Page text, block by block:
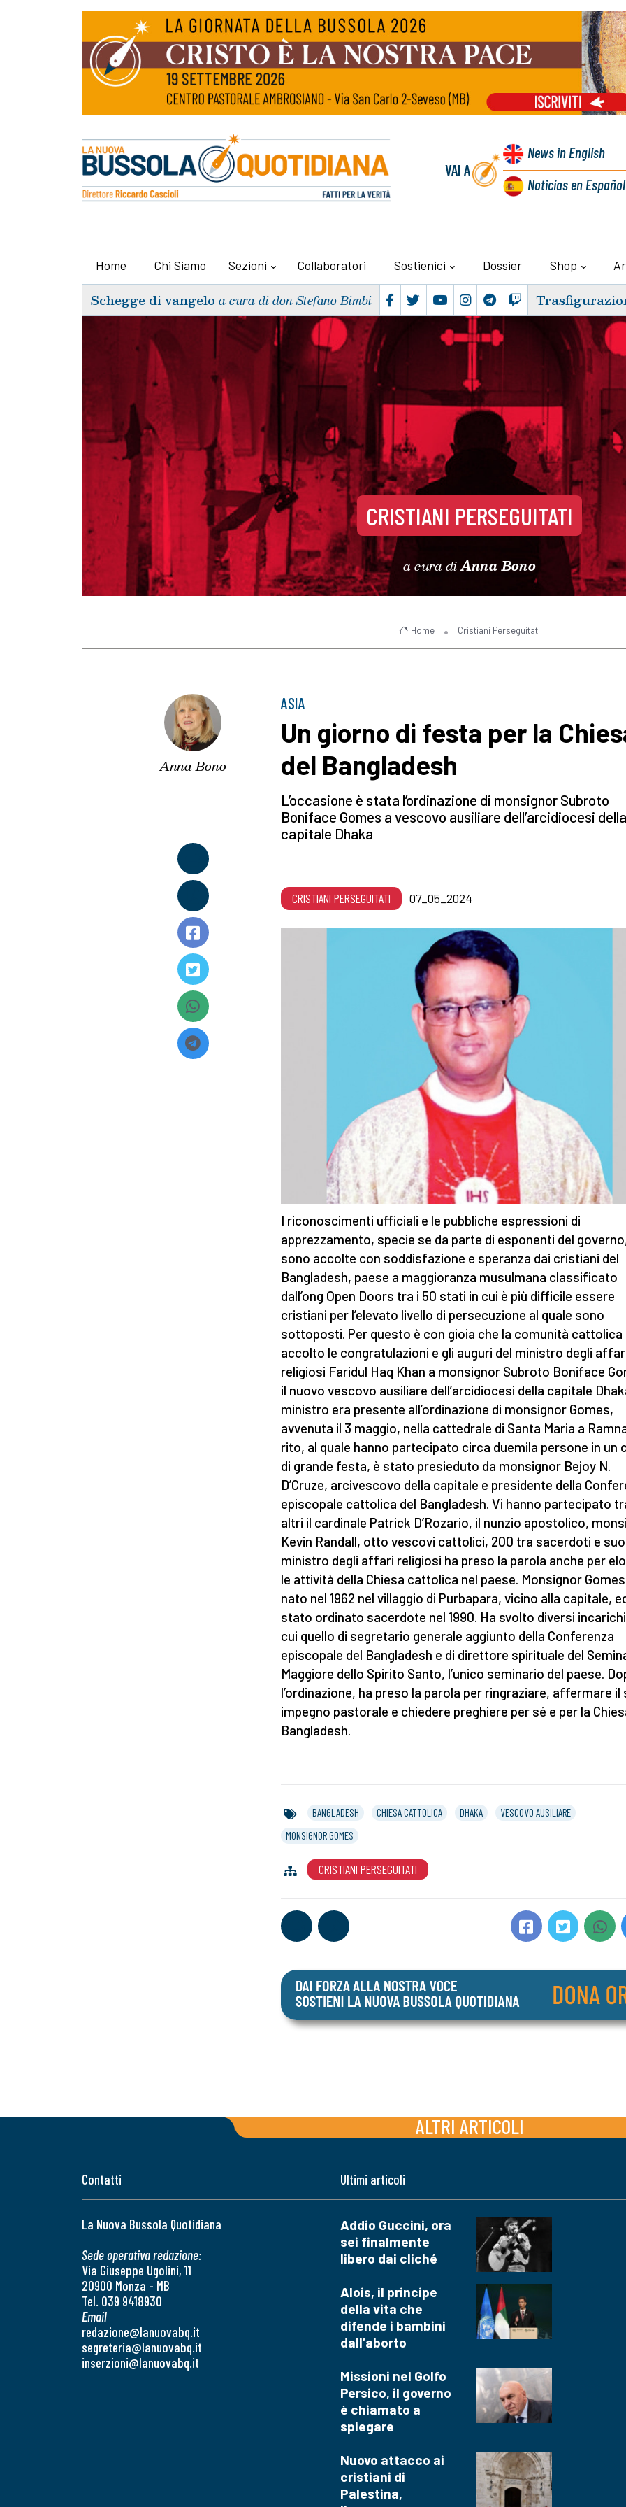
VAI A
Newsin English
Noticiasen Español
Home Chi Siamo Sezioni Collaboratori Sostienici Dossier Shop
Schegge di vangelo a cura di don Stefano Bimbi
CRISTIANI PERSEGUITATI
a cura diAnna Bono
Home Cristiani Perseguitati
Anna Bono
ASIA
Un giorno di festa per la
del Bangladesh
L’occasione è stata l’ordinazione di monsignor Subroto
Boniface Gomes a vescovo ausiliare dell’arcidiocesi della
capitale Dhaka
CRISTIANI PERSEGUITATI 07_05_2024
I riconoscimenti ufficiali e le pubbliche espressioni di
apprezzamento, specie se da parte di esponenti del
sono accolte con soddisfazione e speranza dai cristiani del
Bangladesh, paese a maggioranza musulmana classificato
dall’ong Open Doors tra i 50 stati in cui è più difficile essere
cristiani per l’elevato livello di persecuzione al quale sono
sottoposti. Per questo è con gioia che la comunità cattolica
accolto le congratulazioni e gli auguri del ministro degli
religiosi Faridul Haq Khan a monsignor Subroto Boniface
il nuovo vescovo ausiliare dell’arcidiocesi della capitale
ministro era presente all’ordinazione di monsignor Gomes,
avvenuta il 3 maggio, nella cattedrale di Santa Maria a
rito, al quale hanno partecipato circa duemila persone in un
di grande festa, è stato presieduto da monsignor Bejoy N.
D’Cruze, arcivescovo della capitale e presidente della
episcopale cattolica del Bangladesh. Vi hanno partecipato
altri il cardinale Patrick D’Rozario, il nunzio apostolico,
Kevin Randall, otto vescovi cattolici, 200 tra sacerdoti e
ministro degli affari religiosi ha preso la parola anche per
le attività della Chiesa cattolica nel paese. Monsignor
nato nel 1962 nel villaggio di Purbapara, vicino alla capitale,
stato ordinato sacerdote nel 1990. Ha svolto diversi
cui quello di segretario generale aggiunto della Conferenza
episcopale del Bangladesh e di direttore spirituale del
Maggiore dello Spirito Santo, l’unico seminario del paese.
l’ordinazione, ha preso la parola per ringraziare, affermare il
impegno pastorale e chiedere preghiere per sé e per la
Bangladesh.
BANGLADESH CHIESA CATTOLICA DHAKA
VESCOVO AUSILIARE
MONSIGNOR GOMES
CRISTIANI PERSEGUITATI
ALTRI ARTICOLI
Contatti
La Nuova Bussola Quotidiana
Sede operativa redazione:
Via Giuseppe Ugolini, 11
20900 Monza - MB
Tel. 039 9418930
Email
redazione@lanuovabq.it
segreteria@lanuovabq.it
inserzioni@lanuovabq.it
Ultimi articoli
Addio Guccini, ora
sei finalmente
libero dai cliché
Alois, il principe
della vita che
difende i bambini
dall’aborto
Missioni nel Golfo
Persico, il governo
è chiamato a
spiegare
Nuovo attacco ai
cristiani di
Palestina,